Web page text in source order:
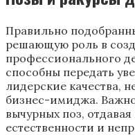
Правильно
решающую роль в
профессионального
способны передать
лидерские качества,
бизнес-имиджа. Важно
вычурных поз,
естественности и